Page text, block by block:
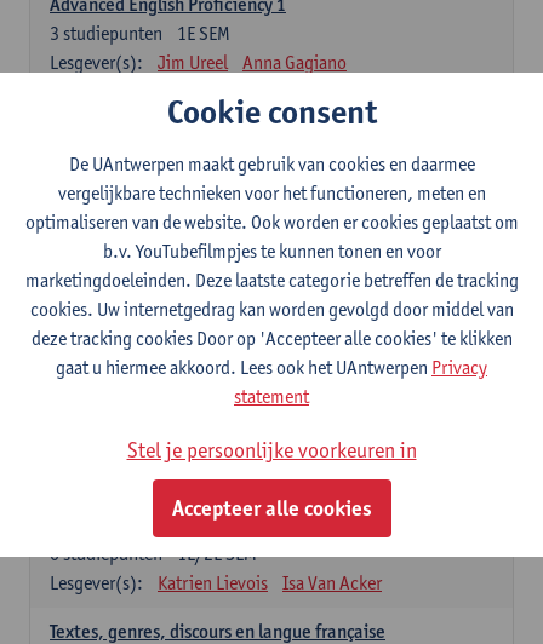
1E SEM
3 studiepunten
Lesgever(s):
Jim Ureel Anna Gagiano
Advanced English Proficiency 2
Lesgever(s):
Jim Ureel Anna Gagiano
Communication in English 1: Analysing Texts in Context
1E/2E SEM
studiepunten
Lesgever(s):
Nina Reviers
Anna Gagiano
Donata Lisaite
Frans: verplichte opleidingsonderdelen
1E/2E SEM
studiepunten
Katrien Lievois
Maîtrise du français écrit et oral
1E/2E SEM
6studiepunten
Lesgever(s):
Katrien Lievois Isa Van Acker
Textes, genres, discours en langue française
Cookie consent
De UAntwerpen maakt gebruik van cookies en daarmee
vergelijkbare technieken voor het functioneren, meten en
optimaliseren van de website. Ook worden er cookies geplaatst om
b.v. YouTubefilmpjes te kunnen tonen en voor
marketingdoeleinden. Deze laatste categorie betreffen de tracking
cookies. Uw internetgedrag kan worden gevolgd door middel van
deze tracking cookies Door op 'Accepteer alle cookies' te klikken
gaat u hiermee akkoord. Lees ook het UAntwerpen Privacy
statement
Stel je persoonlijke voorkeuren in
Accepteer alle cookies